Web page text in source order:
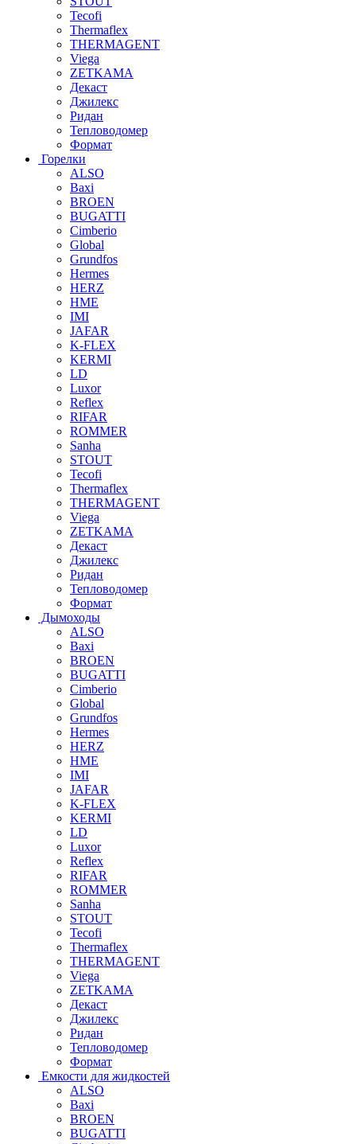
Tecofi
Thermaflex
THERMAGENT
Viega
ZETKAMA
Декаст
Джилекс
Ридан
Тепловодомер
Формат
Горелки
ALSO
Baxi
BROEN
BUGATTI
Cimberio
Global
Grundfos
Hermes
HERZ
HME
IMI
JAFAR
K-FLEX
KERMI
LD
Luxor
Reflex
RIFAR
ROMMER
Sanha
STOUT
Tecofi
Thermaflex
THERMAGENT
Viega
ZETKAMA
Декаст
Джилекс
Ридан
Тепловодомер
Формат
Дымоходы
ALSO
Baxi
BROEN
BUGATTI
Cimberio
Global
Grundfos
Hermes
HERZ
HME
IMI
JAFAR
K-FLEX
KERMI
LD
Luxor
Reflex
RIFAR
ROMMER
Sanha
STOUT
Tecofi
Thermaflex
THERMAGENT
Viega
ZETKAMA
Декаст
Джилекс
Ридан
Тепловодомер
Формат
Емкости для жидкостей
ALSO
Baxi
BROEN
BUGATTI